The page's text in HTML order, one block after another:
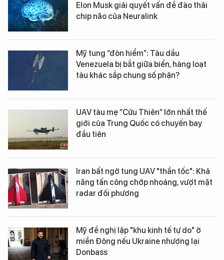
Elon Musk giải quyết vấn đề đào thải
chip não của Neuralink
Mỹ tung “đòn hiểm”: Tàu dầu
Venezuela bị bắt giữa biển, hàng loạt
tàu khác sắp chung số phận?
UAV tàu mẹ “Cửu Thiên” lớn nhất thế
giới của Trung Quốc có chuyến bay
đầu tiên
Iran bất ngờ tung UAV "thần tốc": Khả
năng tấn công chớp nhoáng, vượt mặt
radar đối phương
Mỹ đề nghị lập "khu kinh tế tự do" ở
miền Đông nếu Ukraine nhượng lại
Donbass